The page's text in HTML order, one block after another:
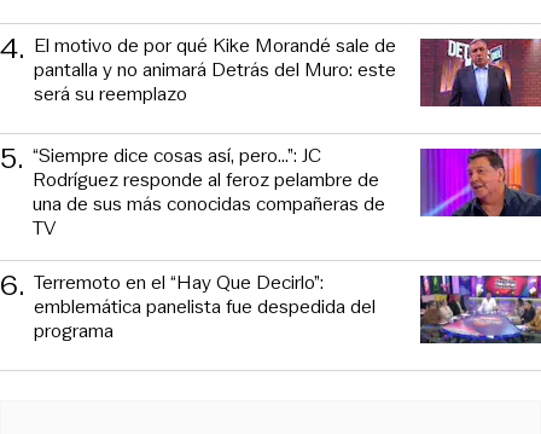
4. El motivo de por qué Kike Morandé sale de
pantalla y no animará Detrás del Muro: este
será su reemplazo
5. “Siempre dice cosas así, pero...”: JC
Rodríguez responde al feroz pelambre de
una de sus más conocidas compañeras de
TV
6. Terremoto en el “Hay Que Decirlo”:
emblemática panelista fue despedida del
programa